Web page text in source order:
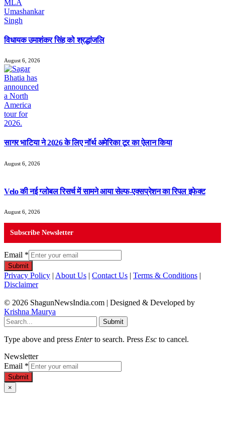
विधायक उमाशंकर सिंह को श्रद्धांजलि
August 6, 2026
सागर भाटिया ने 2026 के लिए नॉर्थ अमेरिका टूर का ऐलान किया
August 6, 2026
Velo की नई ग्लोबल रिसर्च में सामने आया सेल्फ-एक्सप्रेशन का रिपल इफेक्ट
August 6, 2026
Subscribe Newsletter
Email *
Submit
Privacy Policy | About Us | Contact Us | Terms & Conditions |
Disclaimer
© 2026 ShagunNewsIndia.com | Designed & Developed by
Krishna Maurya
Submit
Type above and press Enterto search. Press Esc to cancel.
Newsletter
Email *
Submit
×